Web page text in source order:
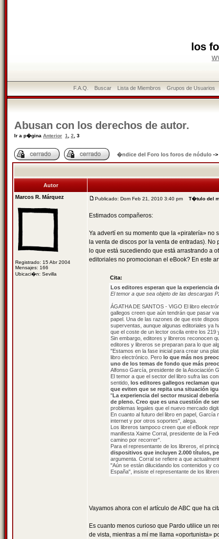
los
F.A.Q. Buscar Lista de Miembros Grupos de Usuarios
Abusan con los derechos de autor.
Ir a p�gina Anterior 1 2 3
�ndice del Foro los foros de nódulo ->
Autor
Marcos R. Márquez
Registrado: 15 Abr 2004
Mensajes: 166
Ubicaci�n: Sevilla
Publicado: Dom Feb 21, 2010 3:40 pm T�tulo del
Estimados compañeros:
Ya advertí en su momento que la «piratería» no
la venta de discos por la venta de entradas).
lo que está sucediendo que está arrastrando a
editoriales no promocionan el eBook? En este
Cita:
Los editores esperan que la experiencia
El temor a que sea objeto de las descargas
ÁGATHA DE SANTOS - VIGO El libro
gallegos creen que aún tendrán que pasar
papel. Una de las razones de que este
superventas, aunque algunas editoriales ya
que el coste de un lector oscila entre los 219
Sin embargo, editores y libreros reconocen
editores y libreros se preparan para lo que
"Estamos en la fase inicial para crear una
libro electrónico. Pero lo que más nos
uno de los temas de fondo que más
Alfonso García, presidente de la Asociación
El temor a que el sector del libro sufra las
sentido, los editores gallegos reclaman
que eviten que se repita una situación
"La experiencia del sector musical
de pleno. Creo que es una cuestión de
problemas legales que el nuevo mercado
En cuanto al futuro del libro en papel,
internet y por otros soportes", alega.
Los libreros tampoco creen que el eBook
manifiesta Xaime Corral, presidente de la
camino por recorrer".
Para el representante de los libreros, el
dispositivos que incluyen 2.000 títulos,
argumenta. Corral se refiere a que
"Aún se están dilucidando los contenidos y
España", insiste el representante de los
Vayamos ahora con el artículo de ABC que ha
Es cuanto menos curioso que Pardo utilice un
de vista, mientras a mí me llama «oportunista»